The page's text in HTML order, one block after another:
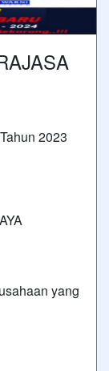
Tahun 2023
yang